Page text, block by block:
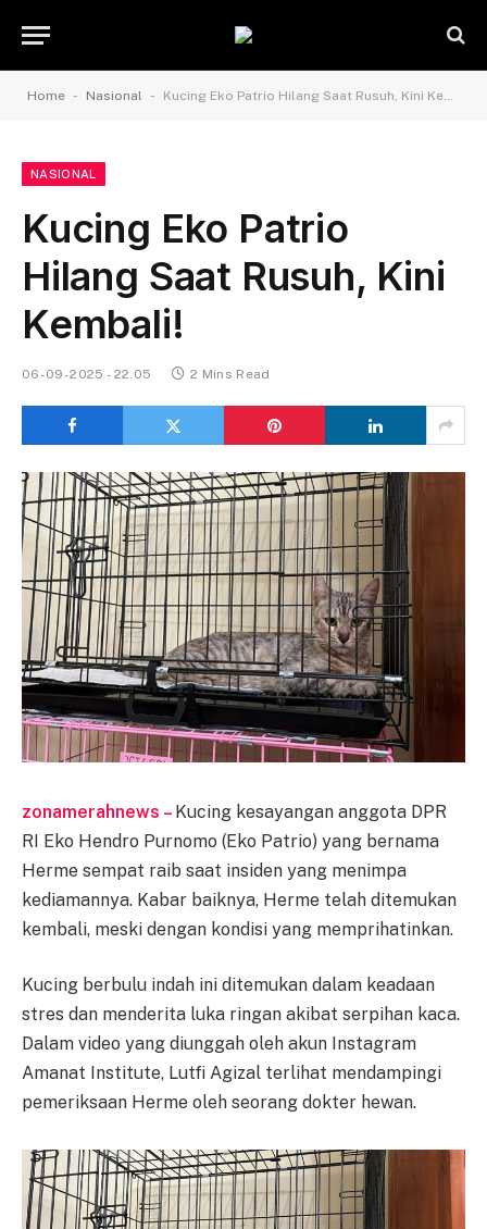
Home - Nasional - Kucing Eko Patrio Hilang Saat Rusuh, Kini Kembali!
NASIONAL
Kucing Eko Patrio
Hilang Saat Rusuh, Kini
Kembali!
06-09-2025 - 22.05 2 Mins Read
zonamerahnews – Kucing kesayangan anggota DPR
RI Eko Hendro Purnomo (Eko Patrio) yang bernama
Herme sempat raib saat insiden yang menimpa
kediamannya. Kabar baiknya, Herme telah ditemukan
kembali, meski dengan kondisi yang memprihatinkan.
Kucing berbulu indah ini ditemukan dalam keadaan
stres dan menderita luka ringan akibat serpihan kaca.
Dalam video yang diunggah oleh akun Instagram
Amanat Institute, Lutfi Agizal terlihat mendampingi
pemeriksaan Herme oleh seorang dokter hewan.